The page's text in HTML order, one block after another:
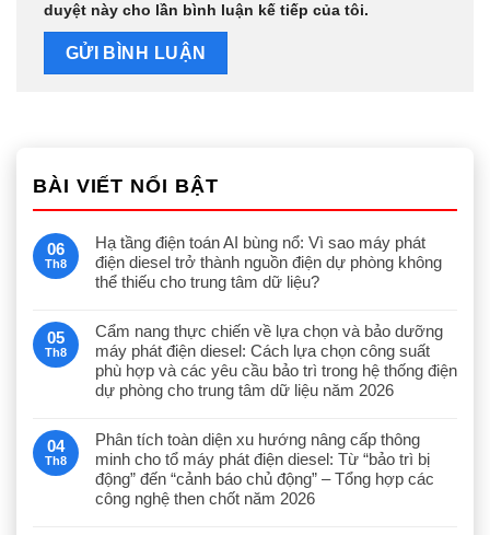
duyệt này cho lần bình luận kế tiếp của tôi.
BÀI VIẾT NỔI BẬT
06
Th8
Hạ tầng điện toán AI bùng nổ: Vì sao máy phát
điện diesel trở thành nguồn điện dự phòng không
thể thiếu cho trung tâm dữ liệu?
05
Th8
Cẩm nang thực chiến về lựa chọn và bảo dưỡng
máy phát điện diesel: Cách lựa chọn công suất
phù hợp và các yêu cầu bảo trì trong hệ thống điện
dự phòng cho trung tâm dữ liệu năm 2026
04
Th8
Phân tích toàn diện xu hướng nâng cấp thông
minh cho tổ máy phát điện diesel: Từ “bảo trì bị
động” đến “cảnh báo chủ động” – Tổng hợp các
công nghệ then chốt năm 2026